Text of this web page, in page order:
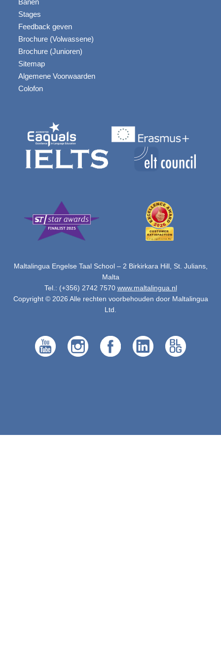
Stages
Feedback geven
Brochure (Volwassene)
Brochure (Junioren)
Sitemap
Algemene Voorwaarden
Colofon
Maltalingua Engelse Taal School – 2 Birkirkara Hill, St. Julians,
Malta
Tel.: (+356) 2742 7570 www.maltalingua.nl
Copyright © 2026 Alle rechten voorbehouden door Maltalingua
Ltd.